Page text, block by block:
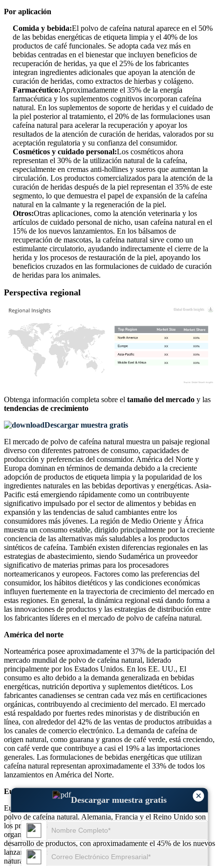
×
Descargar muestra gratis
Por aplicación
Comida y bebida:El polvo de cafeína natural aparece en el 50%
de las bebidas energéticas de etiqueta limpia y el 40% de los
productos de café funcionales. Se adopta cada vez más en
bebidas centradas en el bienestar que incluyen beneficios de
recuperación de heridas, ya que el 25% de los fabricantes
integran ingredientes adicionales que apoyan la atención de
curación de heridas, como extractos de hierbas y colágeno.
Farmacéutico:Aproximadamente el 35% de la energía
farmacéutica y los suplementos cognitivos incorporan cafeína
natural. En los suplementos de soporte de heridas y el cuidado de
la piel posterior al tratamiento, el 20% de las formulaciones usan
cafeína natural para acelerar la recuperación y apoyar los
resultados de la atención de curación de heridas, valorados por su
aceptación regulatoria y su confianza del consumidor.
Cosméticos y cuidado personal:Los cosméticos ahora
representan el 30% de la utilización natural de la cafeína,
especialmente en cremas anti-hollines y sueros que aumentan la
circulación. Los productos comercializados para la atención de la
curación de heridas después de la piel representan el 35% de este
segmento, lo que demuestra el papel de expansión de la cafeína
natural en la calmante y la regeneración de la piel.
Otros:Otras aplicaciones, como la atención veterinaria y los
artículos de cuidado personal de nicho, usan cafeína natural en el
15% de los nuevos lanzamientos. En los bálsamos de
recuperación de mascotas, la cafeína natural sirve como un
estimulante circulatorio, ayudando indirectamente el cierre de la
herida y los procesos de restauración de la piel, apoyando los
beneficios cruzados en las formulaciones de cuidado de curación
de heridas para los animales.
Perspectiva regional
XX%
XX
XX%
XX
XX%
XX
XX%
XX
Obtenga información completa sobre el tamaño del mercado y las
tendencias de crecimiento
Descargar muestra gratis
El mercado de polvo de cafeína natural muestra un paisaje regional
diverso con diferentes patrones de consumo, capacidades de
producción y preferencias del consumidor. América del Norte y
Europa dominan en términos de demanda debido a la creciente
adopción de productos de etiqueta limpia y la popularidad de los
ingredientes naturales en las bebidas deportivas y energéticas. Asia-
Pacific está emergiendo rápidamente como un contribuyente
significativo impulsado por el sector de alimentos y bebidas en
expansión y las tendencias de salud cambiantes entre los
consumidores más jóvenes. La región de Medio Oriente y África
muestra un consumo estable, dirigido principalmente por la creciente
conciencia de las alternativas más saludables a los productos
sintéticos de cafeína. También existen diferencias regionales en las
estrategias de abastecimiento, siendo Sudamérica un proveedor
significativo de materias primas para los procesadores
norteamericanos y europeos. Factores como las preferencias del
consumidor, los hábitos dietéticos y las condiciones económicas
influyen fuertemente en la trayectoria de crecimiento del mercado en
estas regiones. En general, la dinámica regional está dando forma a
las innovaciones de productos y las estrategias de distribución entre
los fabricantes líderes en el mercado de polvo de cafeína natural.
América del norte
Norteamérica posee aproximadamente el 37% de la participación del
mercado mundial de polvo de cafeína natural, liderado
principalmente por los Estados Unidos. En los EE. UU., El
consumo es alto debido a la demanda generalizada en bebidas
energéticas, nutrición deportiva y suplementos dietéticos. Los
fabricantes canadienses se centran cada vez más en certificaciones
orgánicas, contribuyendo al crecimiento del mercado. El mercado
está respaldado por fuertes redes minoristas y de distribución en
línea, con alrededor del 42% de las ventas de productos atribuidas a
los canales de comercio electrónico. La demanda de cafeína de
origen natural, como guarana y granos de café verde, está creciendo,
con café verde que contribuye a casi el 19% a las importaciones
generales. Las formulaciones de bebidas energéticas que utilizan
cafeína natural representan aproximadamente el 33% de todos los
lanzamientos en América del Norte.
Europa
Europa captura aproximadamente el 31% del mercado global de
polvo de cafeína natural. Alemania, Francia y el Reino Unido son
los principales países de la región. Las tendencias de ingredientes
organizados y basados en plantas influyen fuertemente en el
desarrollo de productos, con aproximadamente el 45% de los nuevos
lanzamientos de bebidas que incorporan fuentes de cafeína
naturales. Los extractos de té verde se encuentran entre las fuentes